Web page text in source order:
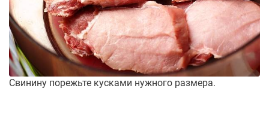
Свинину порежьте кусками нужного размера.